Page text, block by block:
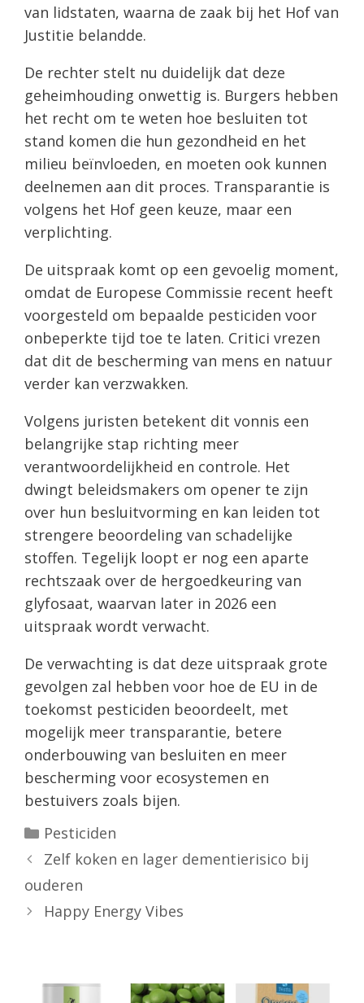
van lidstaten, waarna de zaak bij het Hof van
Justitie belandde.
De rechter stelt nu duidelijk dat deze
geheimhouding onwettig is. Burgers hebben
het recht om te weten hoe besluiten tot
stand komen die hun gezondheid en het
milieu beïnvloeden, en moeten ook kunnen
deelnemen aan dit proces. Transparantie is
volgens het Hof geen keuze, maar een
verplichting.
De uitspraak komt op een gevoelig moment,
omdat de Europese Commissie recent heeft
voorgesteld om bepaalde pesticiden voor
onbeperkte tijd toe te laten. Critici vrezen
dat dit de bescherming van mens en natuur
verder kan verzwakken.
Volgens juristen betekent dit vonnis een
belangrijke stap richting meer
verantwoordelijkheid en controle. Het
dwingt beleidsmakers om opener te zijn
over hun besluitvorming en kan leiden tot
strengere beoordeling van schadelijke
stoffen. Tegelijk loopt er nog een aparte
rechtszaak over de hergoedkeuring van
glyfosaat, waarvan later in 2026 een
uitspraak wordt verwacht.
De verwachting is dat deze uitspraak grote
gevolgen zal hebben voor hoe de EU in de
toekomst pesticiden beoordeelt, met
mogelijk meer transparantie, betere
onderbouwing van besluiten en meer
bescherming voor ecosystemen en
bestuivers zoals bijen.
Categorieën
Pesticiden
Zelf koken en lager dementierisico bij
ouderen
Happy Energy Vibes